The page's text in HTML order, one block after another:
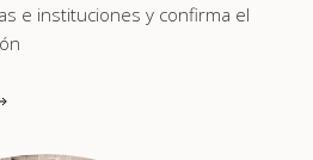
e instituciones y confirma el